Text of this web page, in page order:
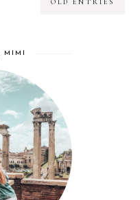
OLD ENTRIES
MIMI